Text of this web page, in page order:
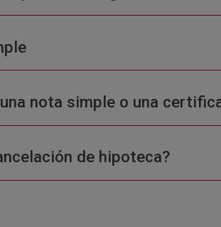
nota simple o una
de hipoteca?